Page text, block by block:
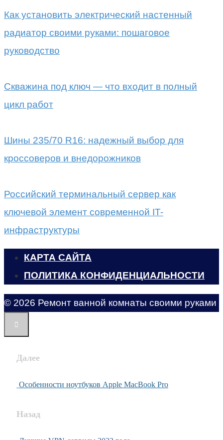
Как установить электрический настенный
радиатор своими руками: пошаговое
руководство
Скважина под ключ — что входит в полный
цикл работ
Шины 235/70 R16: надежный выбор для
кроссоверов и внедорожников
Российский терминальный сервер как
ключевой элемент современной IT-
инфраструктуры
КАРТА САЙТА
ПОЛИТИКА КОНФИДЕНЦИАЛЬНОСТИ
© 2026 Ремонт ванной комнаты своими руками
Далее
Особенности ноутбуков Apple MacBook Pro
Назад